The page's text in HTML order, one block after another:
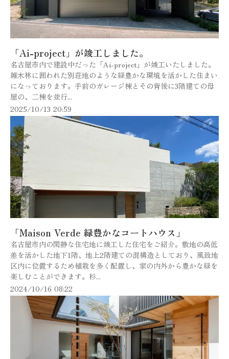
「Ai-project」が竣工しました。
名古屋市内で建設中だった「Ai-project」が竣工いたしました。
雑木林に囲われた別荘地のような緑豊かな環境を活かした住まい
になっております。手前のガレージ棟とその背後に3階建ての母
屋の、二棟を並行...
2025/10/13 20:59
「Maison Verde 緑豊かなコートハウス」
名古屋市内の閑静な住宅地に竣工した住宅をご紹介。敷地の高低
差を活かした地下1階、地上2階建ての混構造としており、風致地
区内に位置するため植栽を多く配置し、家の内外から豊かな緑を
楽しむことができます。杉...
2024/10/16 08:22